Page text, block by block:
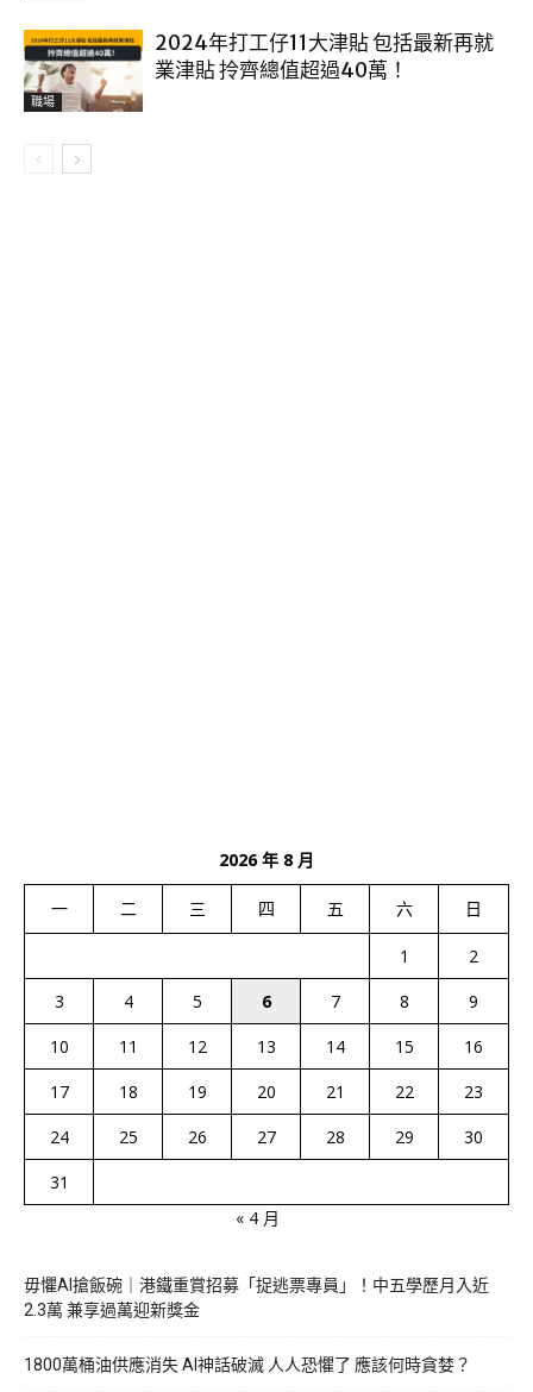
職場
2024年打工仔11大津貼 包括最新再就
業津貼 拎齊總值超過40萬！
2026 年 8 月
一 二 三 四 五 六 日
1
2
3
4 5 6 7 8
9
10
11 12 13 14 15
16
17
18 19 20 21 22
23
24
25 26 27 28 29
30
31
« 4 月
毋懼AI搶飯碗｜港鐵重賞招募「捉逃票專員」！中五學歷月入近
2.3萬 兼享過萬迎新獎金
1800萬桶油供應消失 AI神話破滅 人人恐懼了 應該何時貪婪？